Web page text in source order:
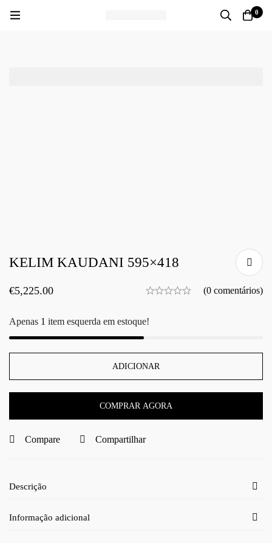
0
KELIM KAUDANI 595×418
€5,225.00 (0 comentários)
Apenas 1 item esquerda em estoque!
ADICIONAR
COMPRAR AGORA
Compare Compartilhar
Descrição
Informação adicional